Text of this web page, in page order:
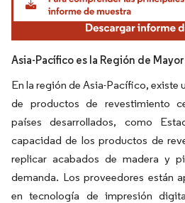
Asia-Pacífico es la Región de
En la región de Asia-Pacífico, existe
de productos de revestimiento
países desarrollados, como
capacidad de los productos de
replicar acabados de madera y
demanda. Los proveedores están
en tecnología de impresión